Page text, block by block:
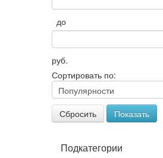
до
руб.
Сортировать по:
Сбросить Показать
Подкатегории